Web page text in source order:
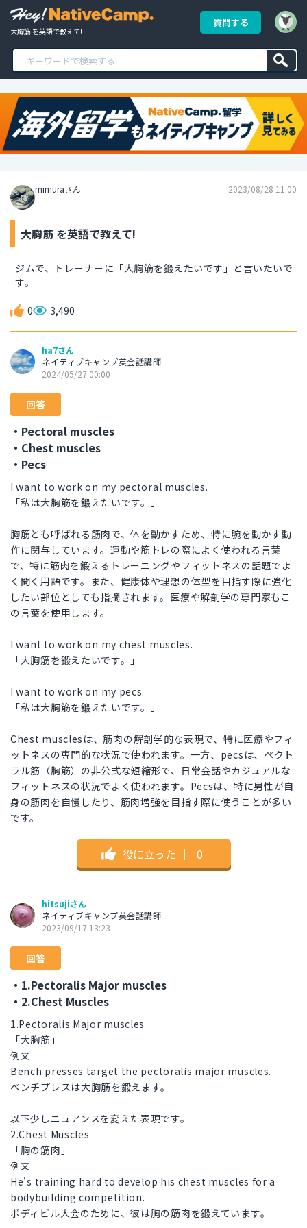
大胸筋 を英語で教えて!
質問する
mimuraさん 2023/08/28 11:00
大胸筋 を英語で教えて!
ジムで、トレーナーに「大胸筋を鍛えたいです」と言いたいで
す。
0 3,490
ha7さん
ネイティブキャンプ英会話講師
2024/05/27 00:00
回答
・Pectoral muscles
・Chest muscles
・Pecs
I want to work on my pectoral muscles.
「私は大胸筋を鍛えたいです。」
胸筋とも呼ばれる筋肉で、体を動かすため、特に腕を動かす動
作に関与しています。運動や筋トレの際によく使われる言葉
で、特に筋肉を鍛えるトレーニングやフィットネスの話題でよ
く聞く用語です。また、健康体や理想の体型を目指す際に強化
したい部位としても指摘されます。医療や解剖学の専門家もこ
の言葉を使用します。
I want to work on my chest muscles.
「大胸筋を鍛えたいです。」
I want to work on my pecs.
「私は大胸筋を鍛えたいです。」
Chest musclesは、筋肉の解剖学的な表現で、特に医療やフィ
ットネスの専門的な状況で使われます。一方、pecsは、ペクト
ラル筋（胸筋）の非公式な短縮形で、日常会話やカジュアルな
フィットネスの状況でよく使われます。Pecsは、特に男性が自
身の筋肉を自慢したり、筋肉増強を目指す際に使うことが多い
です。
役に立った ｜ 0
hitsujiさん
ネイティブキャンプ英会話講師
2023/09/17 13:23
回答
・1.Pectoralis Major muscles
・2.Chest Muscles
1.Pectoralis Major muscles
「大胸筋」
例文
Bench presses target the pectoralis major muscles.
ベンチプレスは大胸筋を鍛えます。
以下少しニュアンスを変えた表現です。
2.Chest Muscles
「胸の筋肉」
例文
He's training hard to develop his chest muscles for a
bodybuilding competition.
ボディビル大会のために、彼は胸の筋肉を鍛えています。